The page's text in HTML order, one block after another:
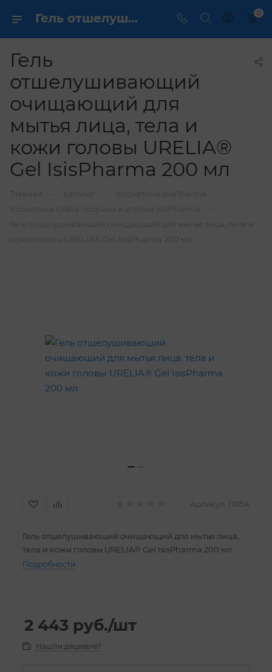
Гель отшелушивающий очищающий для мытья лица, тела и кожи головы URELIA® Gel IsisPharma 200 мл купить по выгодной цене в интернет магазине 0
Гель
отшелушивающий
очищающий для
мытья лица, тела и
кожи головы URELIA®
Gel IsisPharma 200 мл
Артикул: 11054
Гель отшелушивающий очищающий для мытья лица,
тела и кожи головы URELIA® Gel IsisPharma 200 мл
Подробности
2 443 руб./шт
Нашли дешевле?